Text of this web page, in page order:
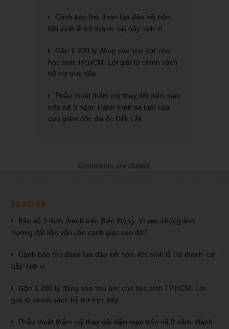
Cảnh báo thủ đoạn lừa đảo kết hôn:
Khi sính lễ trở thành ‘cái bẫy’ tinh vi
Gần 1.200 tỷ đồng xóa ‘mù bơi’ cho
học sinh TP.HCM: Lời giải từ chính sách
hỗ trợ trực tiếp
Phẫu thuật thẩm mỹ thay đổi diện mạo
trốn nã 9 năm: Hành trình sa lưới của
cựu giám đốc địa ốc Đắk Lắk
Comments are closed.
Bài viết mới
Bão số 3 hình thành trên Biển Đông: Vì sao không ảnh
hưởng đất liền vẫn cần cảnh giác cao độ?
Cảnh báo thủ đoạn lừa đảo kết hôn: Khi sính lễ trở thành ‘cái
bẫy’ tinh vi
Gần 1.200 tỷ đồng xóa ‘mù bơi’ cho học sinh TP.HCM: Lời
giải từ chính sách hỗ trợ trực tiếp
Phẫu thuật thẩm mỹ thay đổi diện mạo trốn nã 9 năm: Hành